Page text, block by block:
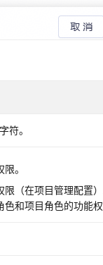
符。
。
（在项目管理配置
和项目角色的功能权